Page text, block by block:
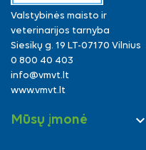
Valstybinės maisto ir
veterinarijos tarnyba
Siesikų g. 19 LT-07170 Vilnius
0 800 40 403
info@vmvt.lt
www.vmvt.lt
Mūsų įmonė 